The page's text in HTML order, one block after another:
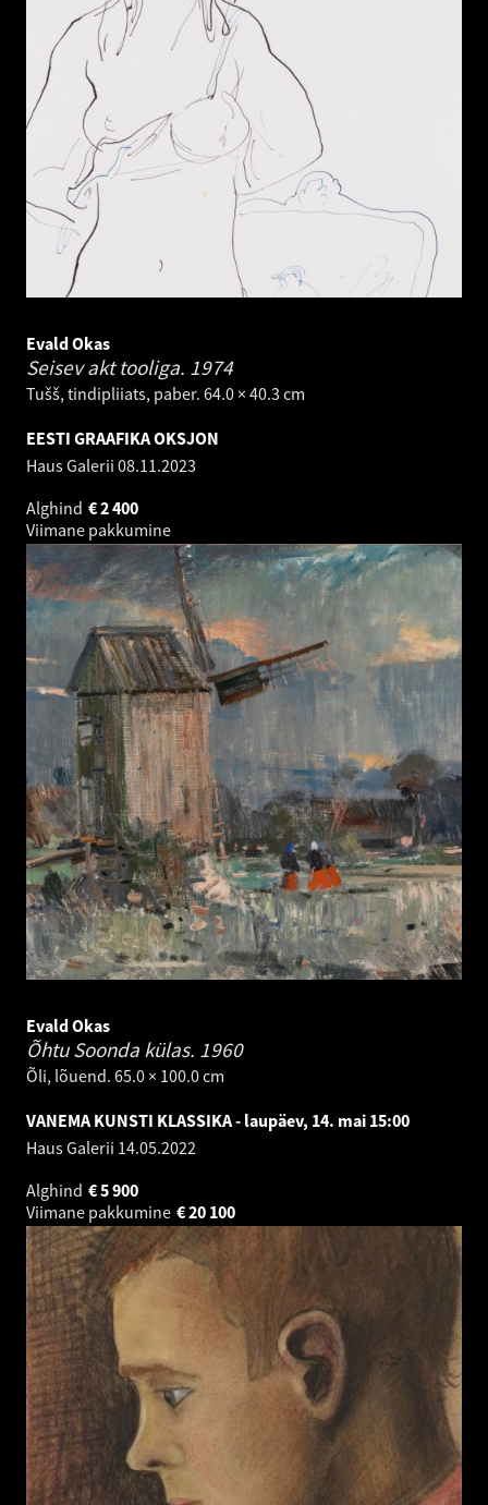
Evald Okas
Seisev akt tooliga. 1974
Tušš, tindipliiats, paber. 64.0 × 40.3 cm
EESTI GRAAFIKA OKSJON
Haus Galerii 08.11.2023
Alghind
2 400
€
Viimane pakkumine
Evald Okas
Õhtu Soonda külas. 1960
Õli, lõuend. 65.0 × 100.0 cm
VANEMA KUNSTI KLASSIKA - laupäev, 14. mai 15:00
Haus Galerii 14.05.2022
Alghind
5 900
€
Viimane pakkumine
20 100
€